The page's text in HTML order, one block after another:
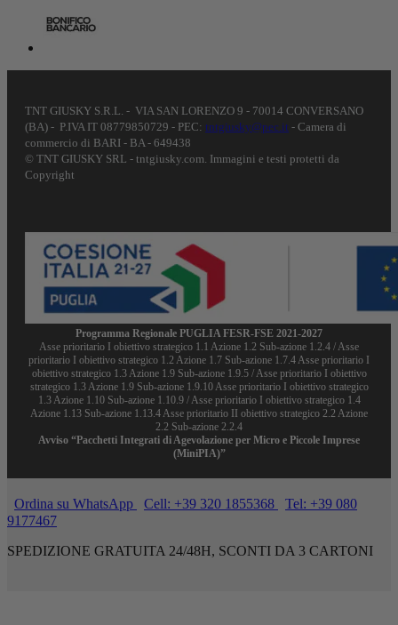
TNT GIUSKY S.R.L. - VIA SAN LORENZO 9 - 70014 CONVERSANO
(BA) - P.IVA IT 08779850729 - PEC: tntgiusky@pec.it - Camera di
commercio di BARI - BA - 649438
© TNT GIUSKY SRL - tntgiusky.com. Immagini e testi protetti da
Copyright
Programma Regionale PUGLIA FESR-FSE 2021-2027
Asse prioritario I obiettivo strategico 1.1 Azione 1.2 Sub-azione 1.2.4 / Asse
prioritario I obiettivo strategico 1.2 Azione 1.7 Sub-azione 1.7.4 Asse prioritario I
obiettivo strategico 1.3 Azione 1.9 Sub-azione 1.9.5 / Asse prioritario I obiettivo
strategico 1.3 Azione 1.9 Sub-azione 1.9.10 Asse prioritario I obiettivo strategico
1.3 Azione 1.10 Sub-azione 1.10.9 / Asse prioritario I obiettivo strategico 1.4
Azione 1.13 Sub-azione 1.13.4 Asse prioritario II obiettivo strategico 2.2 Azione
2.2 Sub-azione 2.2.4
Avviso “Pacchetti Integrati di Agevolazione per Micro e Piccole Imprese
(MiniPIA)”
Ordina su WhatsApp Cell: +39 320 1855368
Tel: +39 080
9177467
SPEDIZIONE GRATUITA 24/48H, SCONTI DA 3 CARTONI